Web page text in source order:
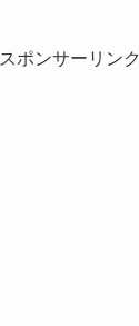
スポンサーリンク